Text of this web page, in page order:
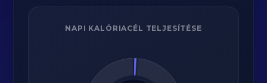
NAPI KALÓRIACÉL TELJESÍTÉSE